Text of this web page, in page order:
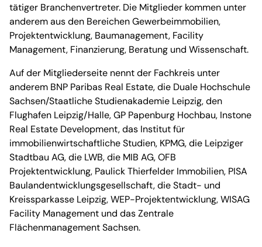
tätiger Branchenvertreter. Die Mitglieder kommen unter
anderem aus den Bereichen Gewerbeimmobilien,
Projektentwicklung, Baumanagement, Facility
Management, Finanzierung, Beratung und Wissenschaft.
Auf der Mitgliederseite nennt der Fachkreis unter
anderem BNP Paribas Real Estate, die Duale Hochschule
Sachsen/Staatliche Studienakademie Leipzig, den
Flughafen Leipzig/Halle, GP Papenburg Hochbau, Instone
Real Estate Development, das Institut für
immobilienwirtschaftliche Studien, KPMG, die Leipziger
Stadtbau AG, die LWB, die MIB AG, OFB
Projektentwicklung, Paulick Thierfelder Immobilien, PISA
Baulandentwicklungsgesellschaft, die Stadt- und
Kreissparkasse Leipzig, WEP-Projektentwicklung, WISAG
Facility Management und das Zentrale
Flächenmanagement Sachsen.